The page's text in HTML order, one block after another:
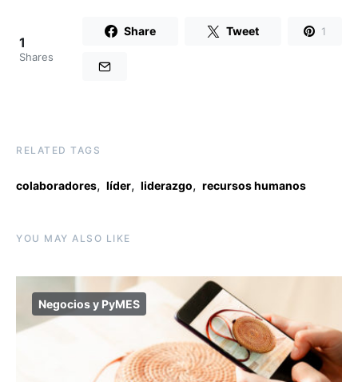
1
Shares
Share Tweet 1
RELATED TAGS
colaboradores, líder, liderazgo, recursos humanos
YOU MAY ALSO LIKE
Negocios y PyMES